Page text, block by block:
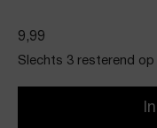
9,99
Slechts 3 resterend op